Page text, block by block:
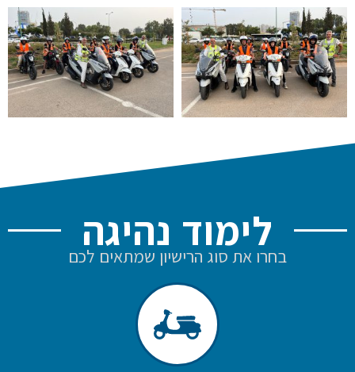
לימוד נהיגה
בחרו את סוג הרישיון שמתאים לכם